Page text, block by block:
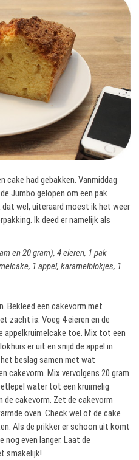
cake had gebakken. Vanmiddag
Jumbo gelopen om een pak
wel, uiteraard moest ik het weer
Ik deed er namelijk als
en 20 gram), 4 eieren, 1 pak
1 appel, karamelblokjes, 1
Bekleed een cakevorm met
zacht is. Voeg 4 eieren en de
appelkruimelcake toe. Mix tot een
er uit en snijd de appel in
beslag samen met wat
cakevorm. Mix vervolgens 20 gram
water tot een kruimelig
de cakevorm. Zet de cakevorm
oven. Check wel of de cake
Als de prikker er schoon uit komt
nog even langer. Laat de
smakelijk!